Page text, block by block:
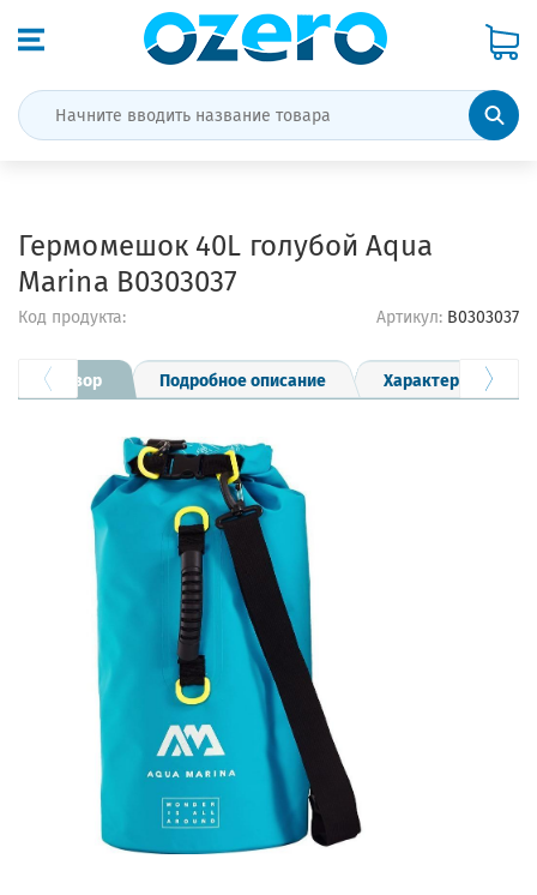
Гермомешок 40L голубой Aqua
Marina B0303037
Код продукта: Артикул: B0303037
Обзор Подробное описание Характеристики